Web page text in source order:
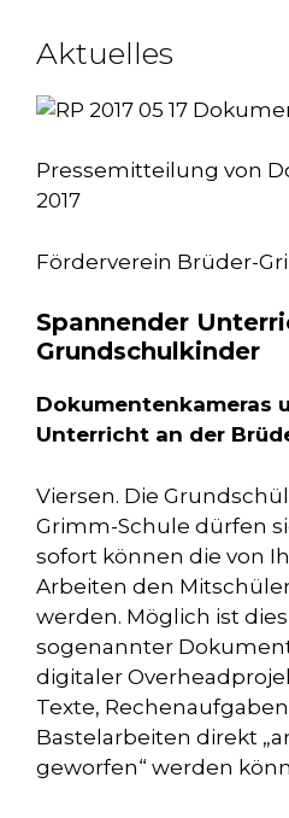
Aktuelles
Pressemitteilung von
2017
Förderverein Brüder-
Spannender
Grundschulkinder
Dokumentenkameras
Unterricht an der
Viersen. Die
Grimm-Schule dürfen
sofort können die von
Arbeiten den
werden. Möglich ist
sogenannter
digitaler
Texte,
Bastelarbeiten direkt
geworfen“ werden